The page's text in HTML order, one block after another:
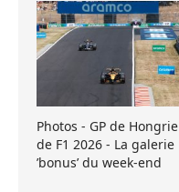
Photos - GP de Hongrie
de F1 2026 - La galerie
’bonus’ du week-end